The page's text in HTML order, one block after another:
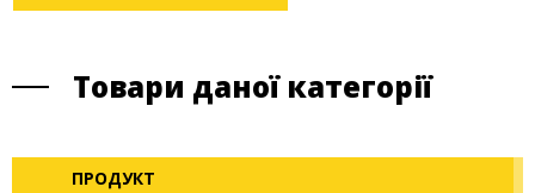
Товари даної категорії
ПРОДУКТ